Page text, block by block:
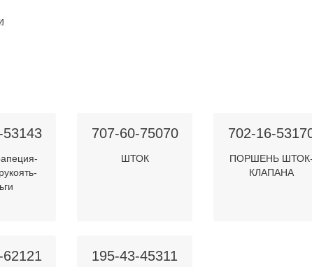
53143 707-60-75070
ШТОК
702-16-
ПОРШЕНЬ ШТОК-
КЛАПАНА
195-43-45311